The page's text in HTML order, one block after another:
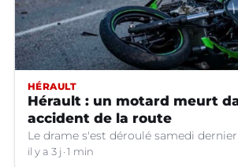
HÉRAULT
Hérault : un motard meurt
accident de la route
Le drame s'est déroulé samedi dernier.
il y a 3 j 1 min